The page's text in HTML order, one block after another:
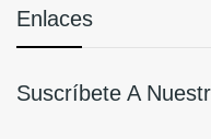
Enlaces
Suscríbete A